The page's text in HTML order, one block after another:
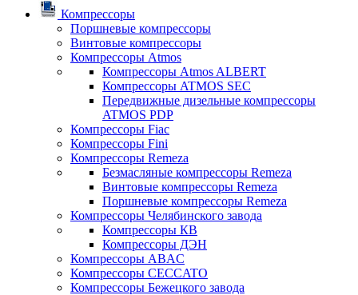
Компрессоры
Поршневые компрессоры
Винтовые компрессоры
Компрессоры Atmos
Компрессоры Atmos ALBERT
Компрессоры ATMOS SEC
Передвижные дизельные компрессоры
ATMOS PDP
Компрессоры Fiac
Компрессоры Fini
Компрессоры Remeza
Безмасляные компрессоры Remeza
Винтовые компрессоры Remeza
Поршневые компрессоры Remeza
Компрессоры Челябинского завода
Компрессоры КВ
Компрессоры ДЭН
Компрессоры ABAC
Компрессоры CECCATO
Компрессоры Бежецкого завода